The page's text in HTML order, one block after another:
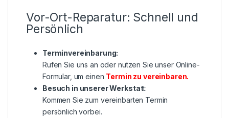
Vor-Ort-Reparatur: Schnell und
Persönlich
Terminvereinbarung:
Rufen Sie uns an oder nutzen Sie unser Online-
Formular, um einen Termin zu vereinbaren.
Besuch in unserer Werkstatt:
Kommen Sie zum vereinbarten Termin
persönlich vorbei.